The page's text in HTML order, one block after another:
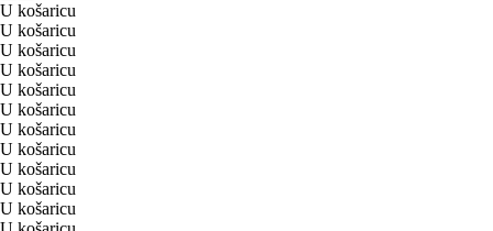
U košaricu
U košaricu
U košaricu
U košaricu
U košaricu
U košaricu
U košaricu
U košaricu
U košaricu
U košaricu
U košaricu